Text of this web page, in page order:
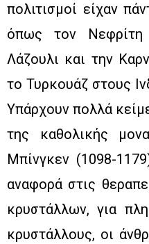
πολιτισμοί είχαν
όπως τον
Λάζουλι και την
το Τυρκουάζ στους
Υπάρχουν πολλά
της καθολικής
Μπίνγκεν (1098-
αναφορά στις
κρυστάλλων, για
κρυστάλλους, οι